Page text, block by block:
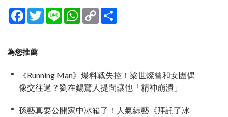
Facebook
TwitterLine WhatsApp
Copy
Link
為您推薦
《Running Man》爆料戰失控！梁世燦曾和女團偶
像交往過？劉在錫驚人提問讓他「精神崩潰」
孫藝真要公開家中冰箱了！人氣綜藝《拜託了冰